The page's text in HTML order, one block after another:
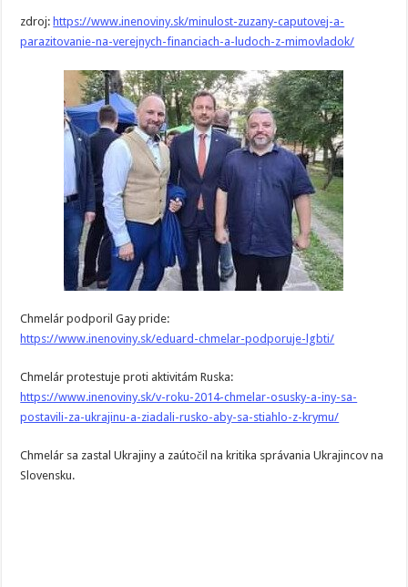
zdroj: https://www.inenoviny.sk/minulost-zuzany-caputovej-a-
parazitovanie-na-verejnych-financiach-a-ludoch-z-mimovladok/
Chmelár podporil Gay pride:
https://www.inenoviny.sk/eduard-chmelar-podporuje-lgbti/
Chmelár protestuje proti aktivitám Ruska:
https://www.inenoviny.sk/v-roku-2014-chmelar-osusky-a-iny-sa-
postavili-za-ukrajinu-a-ziadali-rusko-aby-sa-stiahlo-z-krymu/
Chmelár sa zastal Ukrajiny a zaútočil na kritika správania Ukrajincov na
Slovensku.